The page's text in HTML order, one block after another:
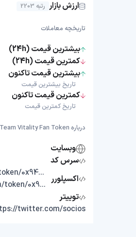
ارزش بازار رتبه 2203
تاریخچه معاملات
بیشترین قیمت (24h)
کمترین قیمت (24h)
بیشترین قیمت تاکنون
تاریخ بیشترین قیمت
کمترین قیمت تاکنون
تاریخ کمترین قیمت
درباره Team Vitality Fan Token
وبسایت
سرس کد
اکسپلورر
https://chiliscan.com/token/0x94A54b796744f07cfB499E2b6050F8b71A012c2c
https://scan.chiliz.com/token/0x94A54b796744f07cfB499E2b6050F8b71A012c2c
توییتر
twitter.com/socios